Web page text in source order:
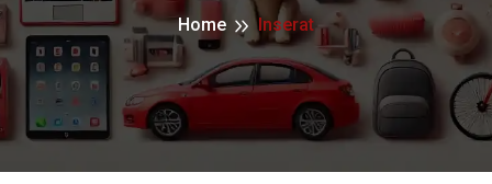
Home Inserat